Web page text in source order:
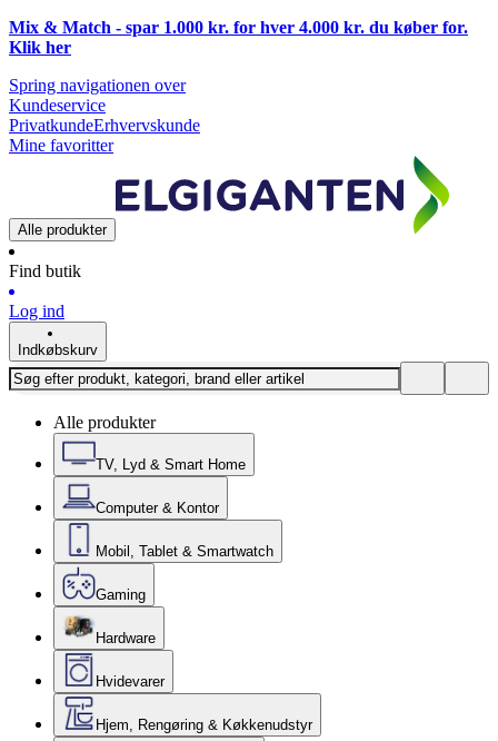
Mix & Match - spar 1.000 kr. for hver 4.000 kr. du køber for.
Klik her
Spring navigationen over
Kundeservice
PrivatkundeErhvervskunde
Mine favoritter
Alle produkter
Find butik
Log ind
Indkøbskurv
Alle produkter
TV, Lyd & Smart Home
Computer & Kontor
Mobil, Tablet & Smartwatch
Gaming
Hardware
Hvidevarer
Hjem, Rengøring & Køkkenudstyr